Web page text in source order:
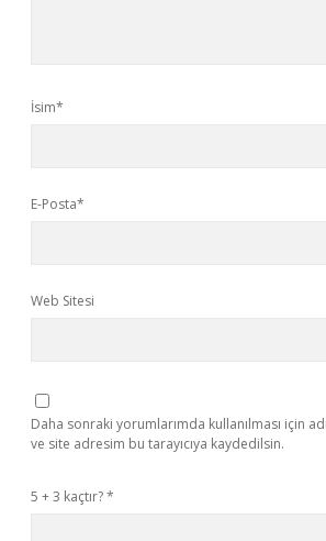
İsim*
E-Posta*
Web Sitesi
Daha sonraki yorumlarımda kullanılması için
ve site adresim bu tarayıcıya kaydedilsin.
5 + 3 kaçtır?*